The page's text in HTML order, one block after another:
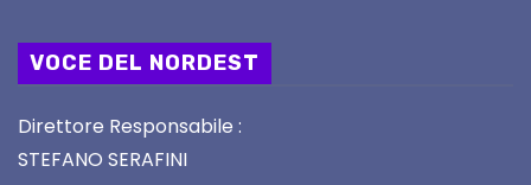
VOCE DEL NORDEST
Direttore Responsabile :
STEFANO SERAFINI